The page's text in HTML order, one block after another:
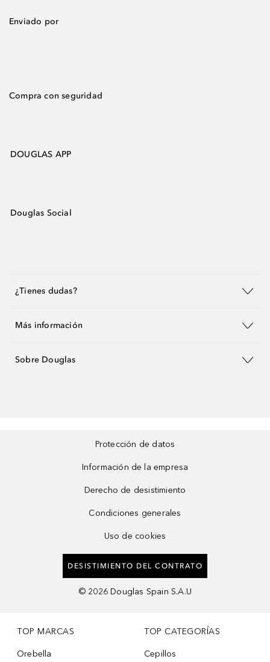
Enviado por
Compra con seguridad
DOUGLAS APP
Douglas Social
¿Tienes dudas?
Más información
Sobre Douglas
Protección de datos
Información de la empresa
Derecho de desistimiento
Condiciones generales
Uso de cookies
DESISTIMIENTO DEL CONTRATO
© 2026 Douglas Spain S.A.U
TOP MARCAS
Orebella
TOP CATEGORÍAS
Cepillos